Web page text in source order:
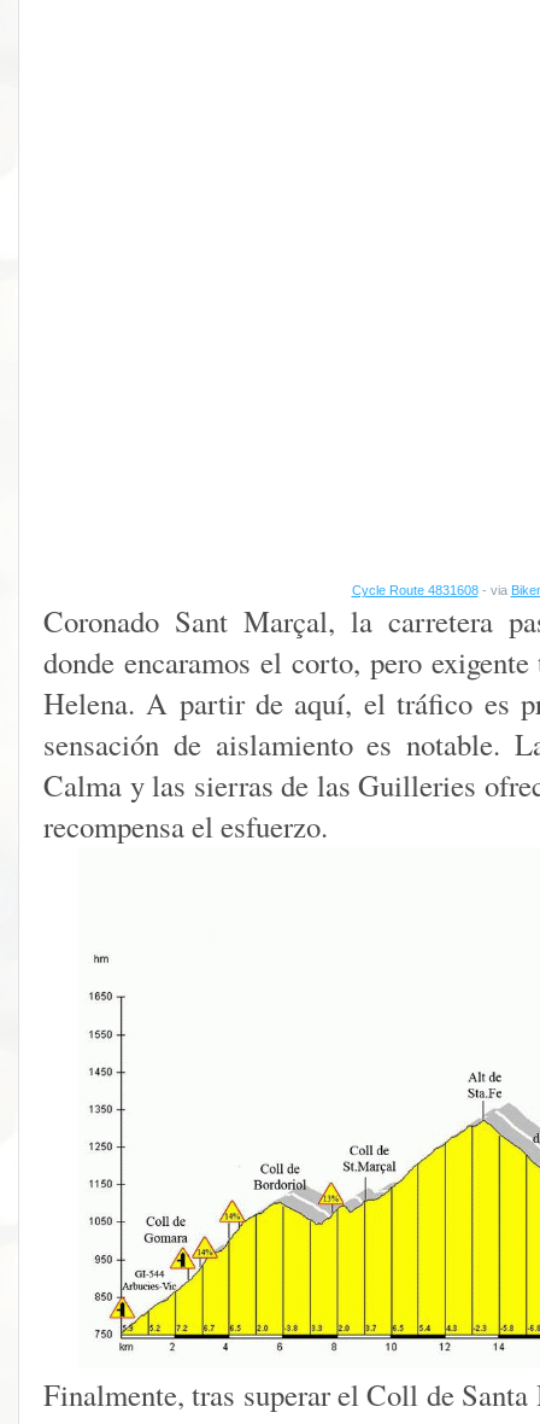
Cycle Route 4831608- via
Coronado Sant Marçal, la carretera
donde encaramos el corto, pero
Helena. A partir de aquí, el tráfico es
sensación de aislamiento es notable.
Calma y las sierras de las Guilleries
recompensa el esfuerzo.
Finalmente, tras superar el Coll de